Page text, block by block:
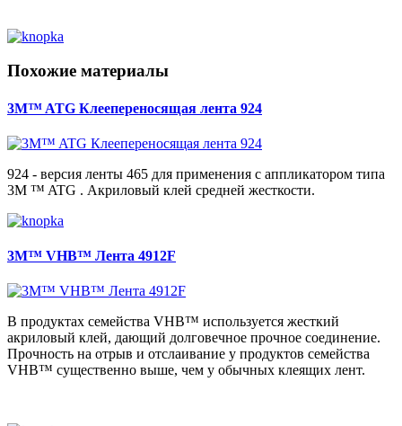
Похожие материалы
3M™ ATG Клеепереносящая лента 924
924 - версия ленты 465 для применения с аппликатором типа
3M ™ ATG . Акриловый клей средней жесткости.
3M™ VHB™ Лента 4912F
В продуктах семейства VHB™ используется жесткий
акриловый клей, дающий долговечное прочное соединение.
Прочность на отрыв и отслаивание у продуктов семейства
VHB™ существенно выше, чем у обычных клеящих лент.